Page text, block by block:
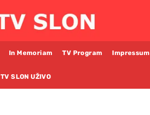
In Memoriam TV Program Impressum
TV SLON UŽIVO